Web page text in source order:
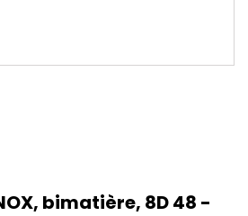
bimatière, 8D 48 -